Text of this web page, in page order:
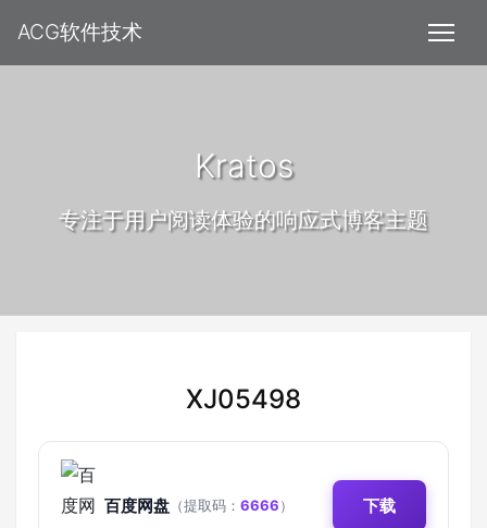
ACG软件技术
Kratos
专注于用户阅读体验的响应式博客主题
XJ05498
百度网盘 （提取码： 6666） 下载